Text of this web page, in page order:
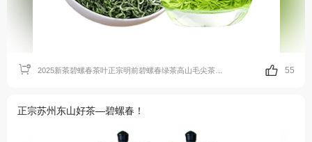
55
正宗苏州东山好茶—碧螺春！